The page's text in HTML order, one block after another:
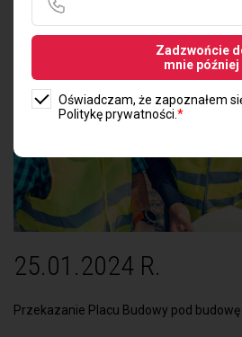
25.01.2024 R.
Przekazanie Placu Budowy pod
Zadzwońcie
mnie później
Oświadczam, że zapoznałem
Politykę prywatności. *